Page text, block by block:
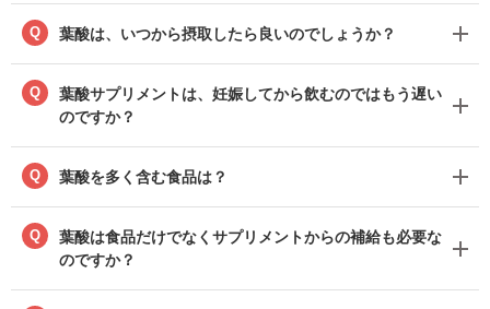
Q 葉酸は、いつから摂取したら良いのでしょうか？
Q
葉酸サプリメントは、妊娠してから飲むのではもう遅い
のですか？
Q 葉酸を多く含む食品は？
Q
葉酸は食品だけでなくサプリメントからの補給も必要な
のですか？